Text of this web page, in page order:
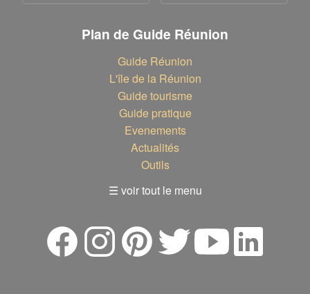
Plan de Guide Réunion
Guide Réunion
L'île de la Réunion
Guide tourisme
Guide pratique
Evenements
Actualités
Outils
☰ voir tout le menu